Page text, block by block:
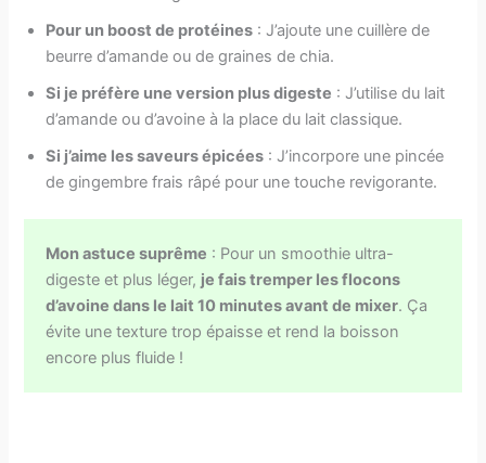
Pour un boost de protéines : J’ajoute une cuillère de
beurre d’amande ou de graines de chia.
Si je préfère une version plus digeste : J’utilise du lait
d’amande ou d’avoine à la place du lait classique.
Si j’aime les saveurs épicées : J’incorpore une pincée
de gingembre frais râpé pour une touche revigorante.
Mon astuce suprême : Pour un smoothie ultra-
digeste et plus léger, je fais tremper les flocons
d’avoine dans le lait 10 minutes avant de mixer. Ça
évite une texture trop épaisse et rend la boisson
encore plus fluide !